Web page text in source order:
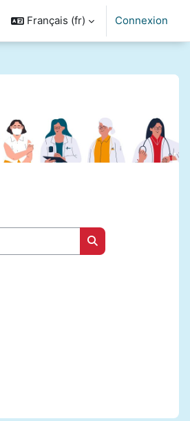
Français ‎(fr)‎ Connexion
Rechercher des